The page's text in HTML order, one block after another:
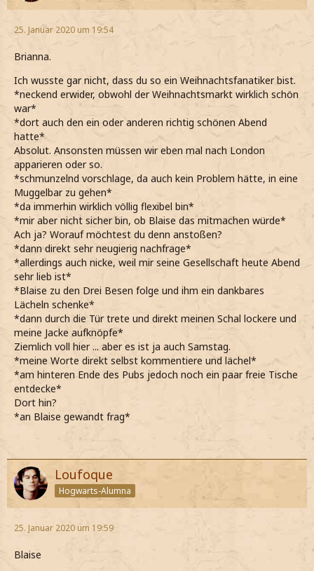
25. Januar 2020 um 19:54
Brianna.
Ich wusste gar nicht, dass du so ein Weihnachtsfanatiker bist.
*neckend erwider, obwohl der Weihnachtsmarkt wirklich schön
war*
*dort auch den ein oder anderen richtig schönen Abend
hatte*
Absolut. Ansonsten müssen wir eben mal nach London
apparieren oder so.
*schmunzelnd vorschlage, da auch kein Problem hätte, in eine
Muggelbar zu gehen*
*da immerhin wirklich völlig flexibel bin*
*mir aber nicht sicher bin, ob Blaise das mitmachen würde*
Ach ja? Worauf möchtest du denn anstoßen?
*dann direkt sehr neugierig nachfrage*
*allerdings auch nicke, weil mir seine Gesellschaft heute Abend
sehr lieb ist*
*Blaise zu den Drei Besen folge und ihm ein dankbares
Lächeln schenke*
*dann durch die Tür trete und direkt meinen Schal lockere und
meine Jacke aufknöpfe*
Ziemlich voll hier ... aber es ist ja auch Samstag.
*meine Worte direkt selbst kommentiere und lächel*
*am hinteren Ende des Pubs jedoch noch ein paar freie Tische
entdecke*
Dort hin?
*an Blaise gewandt frag*
Loufoque
Hogwarts-Alumna
25. Januar 2020 um 19:59
Blaise